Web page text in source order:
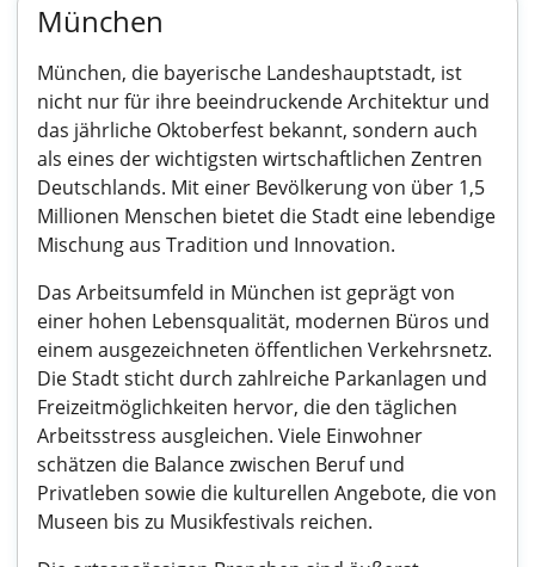
München
München, die bayerische Landeshauptstadt, ist
nicht nur für ihre beeindruckende Architektur und
das jährliche Oktoberfest bekannt, sondern auch
als eines der wichtigsten wirtschaftlichen Zentren
Deutschlands. Mit einer Bevölkerung von über 1,5
Millionen Menschen bietet die Stadt eine lebendige
Mischung aus Tradition und Innovation.
Das Arbeitsumfeld in München ist geprägt von
einer hohen Lebensqualität, modernen Büros und
einem ausgezeichneten öffentlichen Verkehrsnetz.
Die Stadt sticht durch zahlreiche Parkanlagen und
Freizeitmöglichkeiten hervor, die den täglichen
Arbeitsstress ausgleichen. Viele Einwohner
schätzen die Balance zwischen Beruf und
Privatleben sowie die kulturellen Angebote, die von
Museen bis zu Musikfestivals reichen.